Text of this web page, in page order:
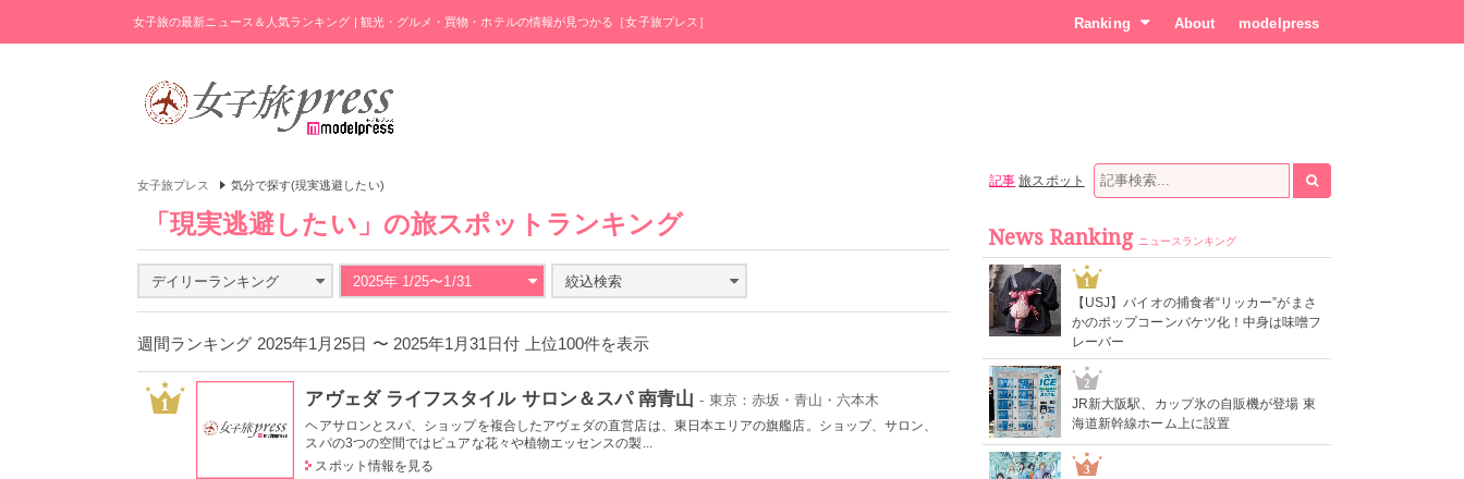
女子旅の最新ニュース＆人気ランキング | 観光・グルメ・買物・ホテルの情報が見つかる［女子旅プレス］ Ranking About modelpress
女子旅プレス 気分で探す(現実逃避したい)
「現実逃避したい」の旅スポットランキング
デイリーランキング 2025年 1/25〜1/31 絞込検索
週間ランキング 2025年1月25日 〜 2025年1月31日付 上位100件を表示
1 アヴェダ ライフスタイル サロン＆スパ 南青山 - 東京：赤坂・青山・六本木
ヘアサロンとスパ、ショップを複合したアヴェダの直営店は、東日本エリアの旗艦店。ショップ、サロン、
スパの3つの空間ではピュアな花々や植物エッセンスの製...
スポット情報を見る
記事 旅スポット
News Ranking ニュースランキング
1
【USJ】バイオの捕食者“リッカー”がまさ
かのポップコーンバケツ化！中身は味噌フ
レーバー
2
JR新大阪駅、カップ氷の自販機が登場 東
海道新幹線ホーム上に設置
3